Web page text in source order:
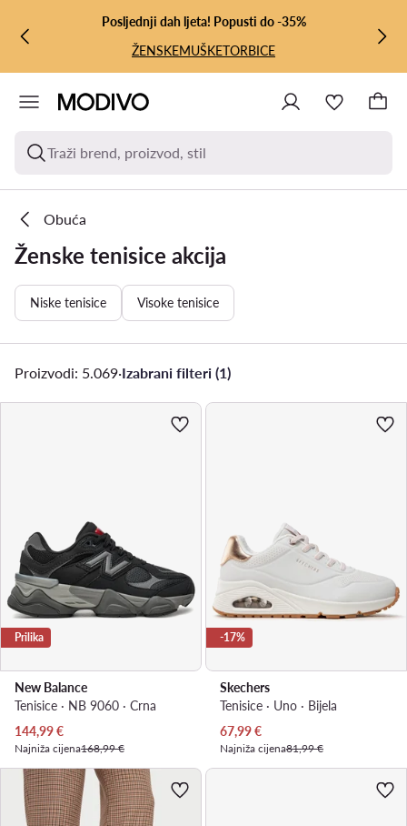
PRIJEĐI NA GLAVNI SADRŽAJ
PRIJEĐI NA PRETRAŽIVANJE
Odabir proizvoda po super cijenama!
ŽENSKEMUŠKE
Traži brend, proizvod, stil
Obuća
Ženske tenisice akcija
Niske tenisice Visoke tenisice
Proizvodi: 5.069·Izabrani filteri (1)
Prilika
New Balance
Tenisice · NB 9060 · Crna
Trenutna cijena
144,99€
Najniža cijena168,99 €
-17%
Skechers
Tenisice · Uno · Bijela
Trenutna cijena
67,99€
Najniža cijena81,99 €